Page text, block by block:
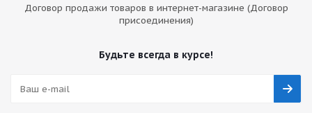
Договор продажи товаров в интернет-магазине (Договор
присоединения)
Будьте всегда в курсе!